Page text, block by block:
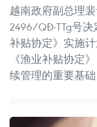
越南政府副总理裴
2496/QĐ-TTg号
补贴协定》实施
《渔业补贴协定
续管理的重要基础